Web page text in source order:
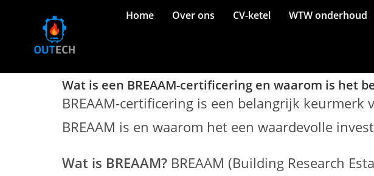
Home Over ons CV-ketel WTW onderhoud
Wat is een BREAAM-certificering en waarom is het
BREAAM-certificering is een belangrijk
BREAAM is en waarom het een waardevolle
Wat is BREAAM? BREAAM (Building Research